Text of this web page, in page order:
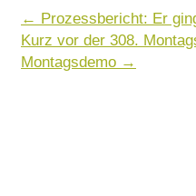
← Prozessbericht: Er
Kurz vor der 308.
Montagsdemo →